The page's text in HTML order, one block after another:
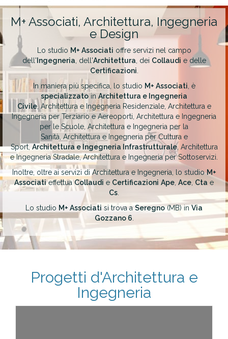
M+ Associati, Architettura, Ingegneria
e Design
Lo studio M+ Associati offre servizi nel campo
dell'Ingegneria , dell'Architettura , dei Collaudi e delle
Certificazioni
In maniera più specifica, lo studio M+ Associati , è
specializzatoin Architettura e Ingegneria
Civile, Architettura e Ingegneria Residenziale, Architettura e
Ingegneria per Terziario e Aereoporti, Architettura e Ingegneria
per le Scuole, Architettura e Ingegneria per la
Sanità, Architettura e Ingegneria per Cultura e
Sport,Architettura e Ingegneria Infrastrutturale, Architettura
e Ingegneria Stradale, Architettura e Ingegneria per Sottoservizi.
Inoltre, oltre ai servizi di Architettura e Ingegneria, lo studioM+
AssociatieffettuaCollaudi e Certificazioni Ape Ace Cta e
Cs
Lo studio M+ Associati si trova a Seregno(MB) in Via
Gozzano 6
Progetti d'Architettura e
Ingegneria